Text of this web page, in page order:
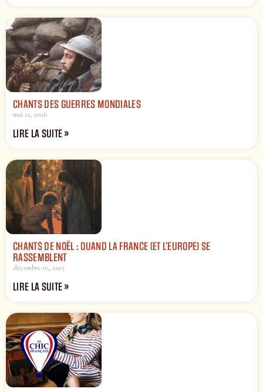
CHANTS DES GUERRES MONDIALES
mai 21, 2026
LIRE LA SUITE »
CHANTS DE NOËL : QUAND LA FRANCE (ET L’EUROPE) SE
RASSEMBLENT
décembre 16, 2025
LIRE LA SUITE »